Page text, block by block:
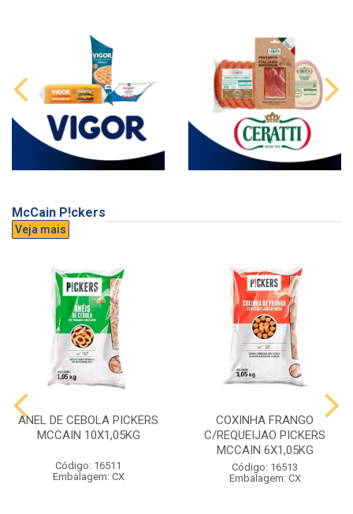
McCain P!ckers
Veja mais
ANEL DE CEBOLA PICKERS
MCCAIN 10X1,05KG
Código: 16511
Embalagem: CX
COXINHA FRANGO
C/REQUEIJAO PICKERS
MCCAIN 6X1,05KG
Código: 16513
Embalagem: CX